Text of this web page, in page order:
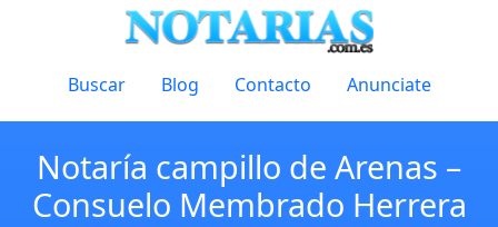
Buscar Blog Contacto Anunciate
Notaría campillo de Arenas –
Consuelo Membrado Herrera